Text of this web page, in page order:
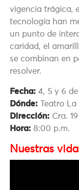
vigencia trágica,
tecnología han
un punto de
caridad, el
se combinan en
resolver.
Fecha: 4, 5 y 6
Dónde: Teatro
Dirección: Cra.
Hora: 8:00 p.m.
Nuestras